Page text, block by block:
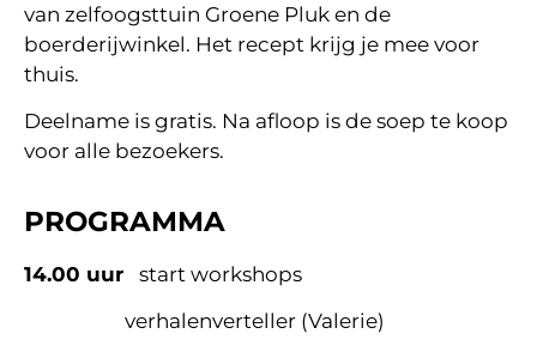
van zelfoogsttuin Groene Pluk en de
boerderijwinkel. Het recept krijg je mee voor
thuis.
Deelname is gratis. Na afloop is de soep te koop
voor alle bezoekers.
PROGRAMMA
14.00 uur
start workshops
verhalenverteller (Valerie)